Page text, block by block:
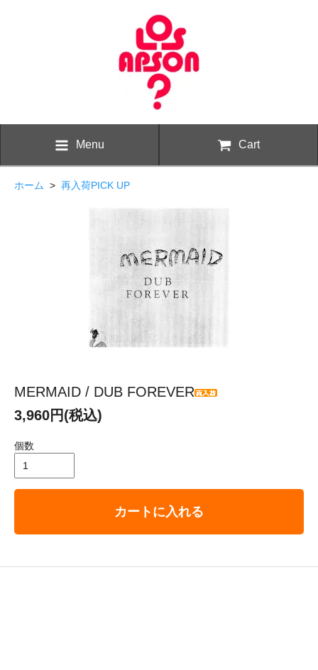
Menu Cart
ホーム > 再入荷PICK UP
MERMAID / DUB FOREVER
3,960円(税込)
個数
カートに入れる